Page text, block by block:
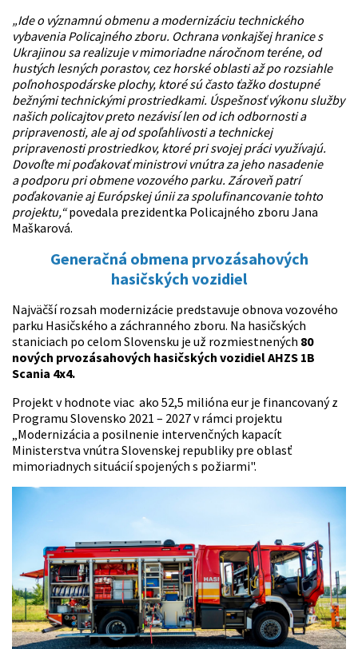
„Ide o významnú obmenu a modernizáciu technického
vybavenia Policajného zboru. Ochrana vonkajšej hranice s
Ukrajinou sa realizuje v mimoriadne náročnom teréne, od
hustých lesných porastov, cez horské oblasti až po rozsiahle
poľnohospodárske plochy, ktoré sú často ťažko dostupné
bežnými technickými prostriedkami. Úspešnosť výkonu služby
našich policajtov preto nezávisí len od ich odbornosti a
pripravenosti, ale aj od spoľahlivosti a technickej
pripravenosti prostriedkov, ktoré pri svojej práci využívajú.
Dovoľte mi poďakovať ministrovi vnútra za jeho nasadenie
a podporu pri obmene vozového parku. Zároveň patrí
poďakovanie aj Európskej únii za spolufinancovanie tohto
projektu,“povedala prezidentka Policajného zboru Jana
Maškarová.
Generačná obmena prvozásahových
hasičských vozidiel
Najväčší rozsah modernizácie predstavuje obnova vozového
parku Hasičského a záchranného zboru. Na hasičských
staniciach po celom Slovensku je už rozmiestnených 80
nových prvozásahových hasičských vozidiel AHZS 1B
Scania 4x4.
Projekt v hodnote viac ako 52,5 milióna eur je financovaný z
Programu Slovensko 2021 – 2027 v rámci projektu
„Modernizácia a posilnenie intervenčných kapacít
Ministerstva vnútra Slovenskej republiky pre oblasť
mimoriadnych situácií spojených s požiarmi".